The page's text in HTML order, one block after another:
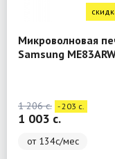
Микроволновая
Samsung
1 206 c. - 203 c.
1 003 c.
от 134с/мес